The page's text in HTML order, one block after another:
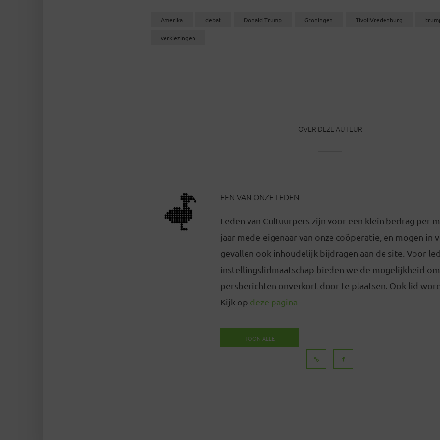
Amerika debat Donald Trump Groningen TivoliVredenburg
verkiezingen
OVER DEZE AUTEUR
EEN VAN ONZE LEDEN
Leden van Cultuurpers zijn voor een klein bedrag per
jaar mede-eigenaar van onze coöperatie, en mogen in
gevallen ook inhoudelijk bijdragen aan de site. Voor
instellingslidmaatschap bieden we de mogelijkheid
persberichten onverkort door te plaatsen. Ook lid
Kijk op deze pagina
TOON ALLE